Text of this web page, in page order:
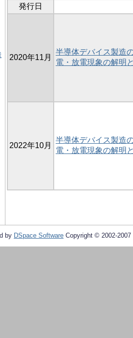
発行日
2020年11月
半導体デバイス製造
電・放電現象の解明
2022年10月
半導体デバイス製造
電・放電現象の解明
by DSpace Software Copyright © 2002-2007